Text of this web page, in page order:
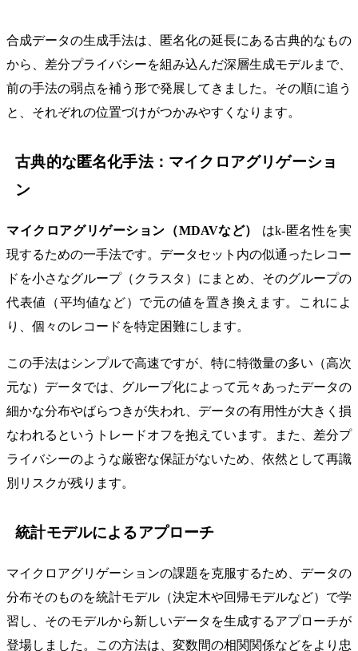
合成データの生成手法は、匿名化の延長にある古典的なもの
から、差分プライバシーを組み込んだ深層生成モデルまで、
前の手法の弱点を補う形で発展してきました。その順に追う
と、それぞれの位置づけがつかみやすくなります。
古典的な匿名化手法：マイクロアグリゲーショ
ン
マイクロアグリゲーション（MDAVなど）
はk-匿名性を実
現するための一手法です。データセット内の似通ったレコー
ドを小さなグループ（クラスタ）にまとめ、そのグループの
代表値（平均値など）で元の値を置き換えます。これによ
り、個々のレコードを特定困難にします。
この手法はシンプルで高速ですが、特に特徴量の多い（高次
元な）データでは、グループ化によって元々あったデータの
細かな分布やばらつきが失われ、データの有用性が大きく損
なわれるというトレードオフを抱えています。また、差分プ
ライバシーのような厳密な保証がないため、依然として再識
別リスクが残ります。
統計モデルによるアプローチ
マイクロアグリゲーションの課題を克服するため、データの
分布そのものを統計モデル（決定木や回帰モデルなど）で学
習し、そのモデルから新しいデータを生成するアプローチが
登場しました。この方法は、変数間の相関関係などをより忠